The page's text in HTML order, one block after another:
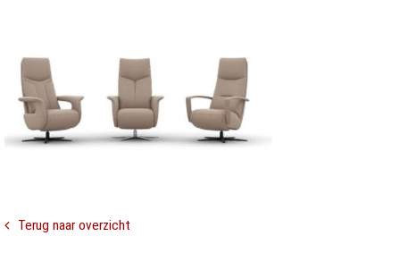
Terug naar overzicht